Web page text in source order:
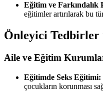
Eğitim ve Farkındalık
eğitimler artırılarak bu
Önleyici Tedbirler
Aile ve Eğitim
Eğitimde Seks Eğitimi:
çocukların korunması